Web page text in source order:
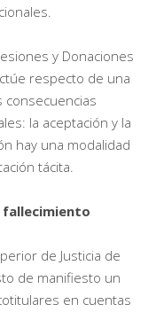
y Donaciones
respecto de una
la aceptación y la
hay una modalidad
tácita.
fallecimiento
de Justicia de
de manifiesto un
en cuentas